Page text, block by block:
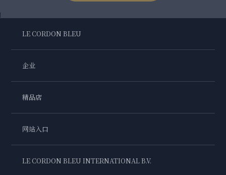
LE CORDON BLEU
企业
精品店
网站入口
LE CORDON BLEU INTERNATIONAL B.V.